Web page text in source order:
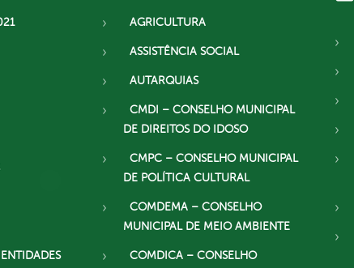
AGRICULTURA
ASSISTÊNCIA SOCIAL
AUTARQUIAS
CMDI – CONSELHO MUNICIPAL
DE DIREITOS DO IDOSO
CMPC – CONSELHO MUNICIPAL
DE POLÍTICA CULTURAL
COMDEMA – CONSELHO
MUNICIPAL DE MEIO AMBIENTE
COMDICA – CONSELHO